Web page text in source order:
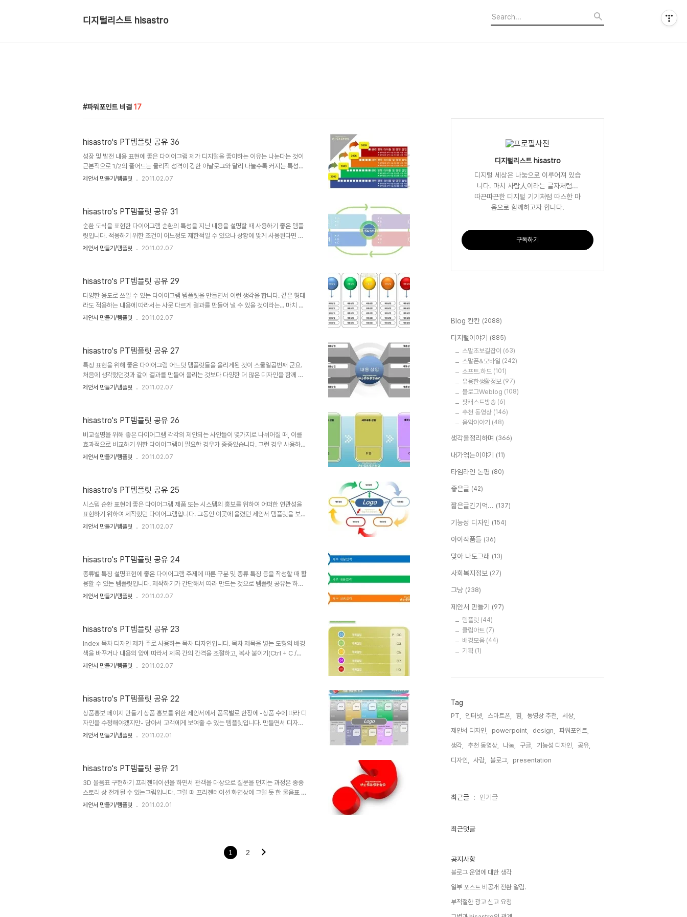
디지털리스트 hisastro
파워포인트 비결 17
hisastro's PT템플릿 공유 36
성장 및 발전 내용 표현에 좋은 다이어그램 제가 디지털을 좋아하는 이유는 나눈다는 것이
근본적으로 1/2의 줄어드는 물리적 성격이 강한 아날로그와 달리 나눌수록 커지는 특성이
곧 공유라는 이름으로 기술의 근간을 이루기 때문입니다. 이는 돌려 생각할 때, 물질적인 나
그 이상일 것이라는 생각이 저만의 독특한 생각은 아니라고 봅니다. 즉, 나눔은 순환의 나눔
이란 것!!! 세상이 어지럽고 왜곡된 이기와 소유욕으로 어려움이 가중되고 있지만, 이렇게 ..
제안서 만들기/템플릿 2011.02.07
hisastro's PT템플릿 공유 31
순환 도식을 표현한 다이어그램 순환의 특성을 지닌 내용을 설명할 때 사용하기 좋은 템플
릿입니다. 적용하기 위한 조건이 어느정도 제한적일 수 있으나 상황에 맞게 사용된다면 아
주 적당한 디자인이 되지 않을까 싶습니다. 멋진 제안서 만드시는데 조금이라도 도움이 되
감사히 생각하겠습니다.변형된 형태로 수정하시는 경우에 있어서는 되도록 재공유를 부탁
드리며, 템플릿의 출발에 대한 명시를 해주시길 부탁드립니다. ※ 참고로 템플릿 파일이
2007..
제안서 만들기/템플릿 2011.02.07
hisastro's PT템플릿 공유 29
다양한 용도로 쓰일 수 있는 다이어그램 템플릿을 만들면서 이런 생각을 합니다. 같은 형태
라도 적용하는 내용에 따라서는 사뭇 다르게 결과를 만들어 낼 수 있을 것이라는... 마치 같
은 옷을 입어도 전혀 다른 느낌이 나는 것처럼... 앞서도 포스트들을 통해 저의 의견을 게재
활기에 조금 이나마 보탬이 될 수 있다면 정말 좋겠습니다. 고맙습니다. (_ _) 상업용이 아니
라면 마음껏 사용하셔도 좋습니다. 그렇지만, 따뜻한 댓글(또는 트랙백).. 남겨주시길...
제안서 만들기/템플릿 2011.02.07
hisastro's PT템플릿 공유 27
특징 표현을 위해 좋은 다이어그램 어느덧 템플릿들을 올리게된 것이 스물일곱번째 군요.
처음에 생각했던것과 같이 결과를 만들어 올리는 것보다 다양한 더 많은 디자인을 함께 만
들기 위한 방법으로서 경험에서 축적된 그런 내용들을 풀어서 올려야 한다는 생각이 자꾸
로 우선적으로나마 제 바램에 대체할 수 있으면 좋겠다는 생각입니다. 제안서에서 다이어그
램의 역할은 시각적인 효과라고 생각합니다. 그런 면에서 이번에 올리는 도식은 유사한 형
태로 많은 분들이 사용..
제안서 만들기/템플릿 2011.02.07
hisastro's PT템플릿 공유 26
비교설명을 위해 좋은 다이어그램 각각의 제안되는 사안들이 몇가지로 나뉘어질 때, 이를
효과적으로 비교하기 위한 다이어그램이 필요한 경우가 종종있습니다. 그런 경우 사용하면
좋은 다이어그램 템플릿입니다. 상업용이 아니라면 마음껏 사용하셔도 좋습니다. 그렇지만,
부탁드리며, 템플릿의 출발에 대한 명시를 해주시길 부탁드립니다. ※ 참고로 템플릿 파일이
2007로 되어 있어 그 이전 버전을 사용하시는 분들이 혹, 사용할 수 없다고 생각하실지
몰..
제안서 만들기/템플릿 2011.02.07
hisastro's PT템플릿 공유 25
시스템 순환 표현에 좋은 다이어그램 제품 또는 시스템의 홍보를 위하여 어떠한 연관성을
표현하기 위하여 제작했던 다이어그램입니다. 그동안 이곳에 올렸던 제안서 템플릿을 보신
분들은 아시겠지만 제안서 디자인에 있어 시각적인 효과를 많이 고려하여 제작하곤 합니다.
상업용이 아니라면 마음껏 사용하셔도 좋습니다. 그렇지만, 따뜻한 댓글(또는 트랙백).. 남
겨주시길... ^^ 템플릿의 배포는 원칙적으로 이곳 블로그에서만 하도록 하겠습니다. 물론
hisa..
제안서 만들기/템플릿 2011.02.07
hisastro's PT템플릿 공유 24
종류별 특징 설명표현에 좋은 다이어그램 주제에 따른 구분 및 종류 특징 등을 작성할 때 활
용할 수 있는 템플릿입니다. 제작하기가 간단해서 따라 만드는 것으로 템플릿 공유는 하지
않아도 되겠다 생각했는데, 그래도 필요로 할 분들이 있을 것이라는 생각으로 파일을 함께
시길... ^^ 템플릿의 배포는 원칙적으로 이곳 블로그에서만 하도록 하겠습니다. 물론
hisastro's 템플릿의 주소를 링크로 알려주신다면, 소통 차원으로 감사히 생각하겠습니
다...
제안서 만들기/템플릿 2011.02.07
hisastro's PT템플릿 공유 23
Index 목차 디자인 제가 주로 사용하는 목차 디자인입니다. 목차 제목을 넣는 도형의 배경
색을 바꾸거나 내용의 양에 따라서 제목 간의 간격을 조절하고, 복사 붙이기(Ctrl + C /
Ctrl + V)를 사용하여 제목의 수를 늘리는 등의 작업을 통하여 상황에 따라 목차 페이지를
주신다면, 소통 차원으로 감사히 생각하겠습니다.변형된 형태로 수정하시는 경우에 있어서
는 되도록 재공유를 부탁드리며, 템플릿의 출발에 대한 명시를 해주시길 부..
제안서 만들기/템플릿 2011.02.07
hisastro's PT템플릿 공유 22
상품홍보 페이지 만들기 상품 홍보를 위한 제안서에서 품목별로 한장에 -상품 수에 따라 디
자인을 수정해야겠지만- 담아서 고객에게 보여줄 수 있는 템플릿입니다. 만들면서 디자인
에 대한 부분을 신경썼습니다. 물론 저만의 감각은 아니고 이곳 저곳의 눈동냥을 통해 괜찮
면 합니다. 상업용이 아니라면 마음껏 사용하셔도 좋습니다. 그렇지만, 따뜻한 댓글(또는 트
랙백).. 남겨주시길... ^^ 템플릿의 배포는 원칙적으로 이곳 블로그에서만 하도록 하겠습니
다. 물론 hi..
제안서 만들기/템플릿 2011.02.01
hisastro's PT템플릿 공유 21
3D 물음표 구현하기 프리젠테이션을 하면서 관객을 대상으로 질문을 던지는 과정은 종종
스토리 상 전개될 수 있는그림입니다. 그럴 때 프리젠테이션 화면상에 그럴 듯 한 물음표 하
나를 넣어서 활용한다면 좀더 효과적일 수 있을 겁니다. 그래서 만들었던 3D Question
를 링크로 알려주신다면, 소통 차원으로 감사히 생각하겠습니다.변형된 형태로 수정하..
제안서 만들기/템플릿 2011.02.01
1 2
디지털리스트 hisastro
디지털 세상은 나눔으로 이루어져 있습
니다. 마치 사람人이라는 글자처럼...
따끈따끈한 디지털 기기처럼 따스한 마
음으로 함께하고자 합니다.
구독하기
Blog 칸칸 (2088)
디지털이야기 (885)
스맡초보길잡이 (63)
스맡폰&모바일 (242)
소프트.하드 (101)
유용한생활정보 (97)
블로그Weblog (108)
팟캐스트방송 (6)
추천 동영상 (146)
음악이야기 (48)
생각을정리하며 (366)
내가엮는이야기 (11)
타임라인 논평 (80)
좋은글 (42)
짧은글긴기억... (137)
기능성 디자인 (154)
아이작품들 (36)
맞아 나도그래 (13)
사회복지정보 (27)
그냥 (238)
제안서 만들기 (97)
템플릿 (44)
클립아트 (7)
배경모음 (44)
기획 (1)
Tag
PT, 인터넷, 스마트폰, 힘, 동영상 추천,
세상,
제안서 디자인,
powerpoint, design,
파워포인트,
생각,
추천 동영상, 나눔, 구글, 기능성 디자인,
공유,
디자인,
사람, 블로그, presentation,
최
인
최근글 인기글
최근댓글
공지사항
블로그 운영에 대한 생각
일부 포스트 비공개 전환 알림.
부적절한 광고 신고 요청